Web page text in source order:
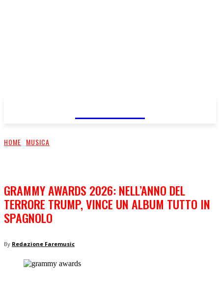
HOME MUSICA
GRAMMY AWARDS 2026: NELL’ANNO DEL
TERRORE TRUMP, VINCE UN ALBUM TUTTO IN
SPAGNOLO
By Redazione Faremusic